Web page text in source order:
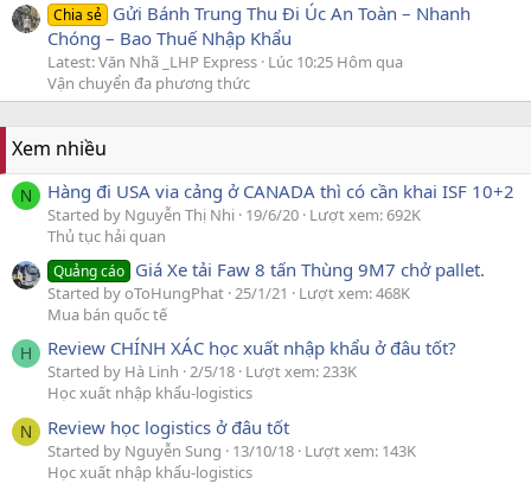
Chia sẻ Gửi Bánh Trung Thu Đi Úc An Toàn – Nhanh
Chóng – Bao Thuế Nhập Khẩu
Latest: Văn Nhã _LHP Express Lúc 10:25 Hôm qua
Vận chuyển đa phương thức
Xem nhiều
N Hàng đi USA via cảng ở CANADA thì có cần khai ISF 10+2
Started by Nguyễn Thị Nhi 19/6/20 Lượt xem: 692K
Thủ tục hải quan
Quảng cáo Giá Xe tải Faw 8 tấn Thùng 9M7 chở pallet.
Started by oToHungPhat 25/1/21
Lượt xem: 468K
Mua bán quốc tế
H Review CHÍNH XÁC học xuất nhập khẩu ở đâu tốt?
Started by Hà Linh 2/5/18 Lượt xem: 233K
Học xuất nhập khẩu-logistics
N Review học logistics ở đâu tốt
Started by Nguyễn Sung 13/10/18 Lượt xem: 143K
Học xuất nhập khẩu-logistics